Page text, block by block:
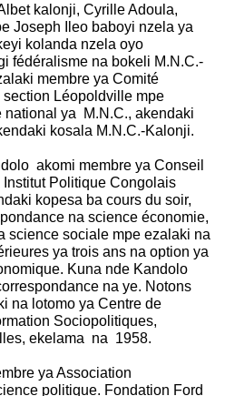
kalonji, Cyrille Adoula,
Joseph Ileo baboyi nzela ya
kolanda nzela oyo
fédéralisme na bokeli M.N.C.-
membre ya Comité
section Léopoldville mpe
national ya M.N.C., akendaki
kosala M.N.C.-Kalonji.
akomi membre ya Conseil
Institut Politique Congolais
kopesa ba cours du soir,
na science économie,
science sociale mpe ezalaki na
ya trois ans na option ya
Kuna nde Kandolo
na ye. Notons
na lotomo ya Centre de
Sociopolitiques,
ekelama na 1958.
ya Association
politique. Fondation Ford